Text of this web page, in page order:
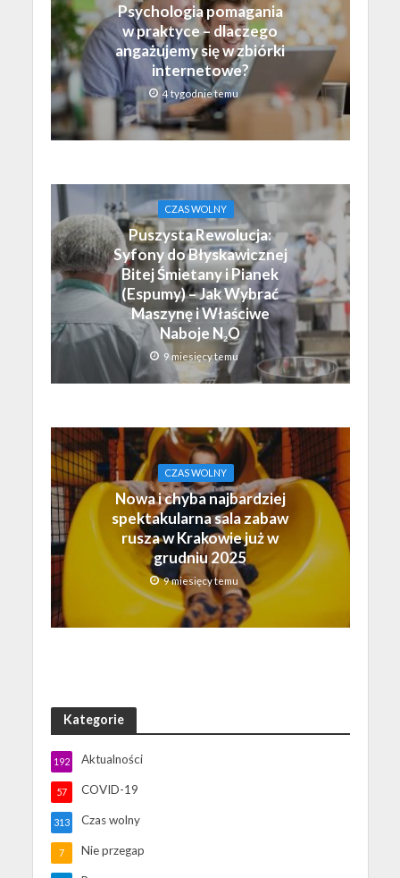
Psychologia pomagania
w praktyce – dlaczego
angażujemy się w zbiórki
internetowe?
4 tygodnie temu
CZAS WOLNY
Puszysta Rewolucja:
Syfony do Błyskawicznej
Bitej Śmietany i Pianek
(Espumy) – Jak Wybrać
Maszynę i Właściwe
Naboje N₂O
9 miesięcy temu
CZAS WOLNY
Nowa i chyba najbardziej
spektakularna sala zabaw
rusza w Krakowie już w
grudniu 2025
9 miesięcy temu
Kategorie
Aktualności
192
COVID-19
57
Czas wolny
313
Nie przegap
7